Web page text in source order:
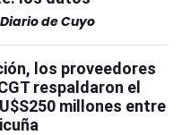
de Cuyo
los proveedores
respaldaron el
millones entre